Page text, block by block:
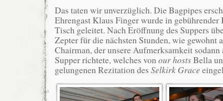
Das taten wir unverzüglich. Die Bagpipes
Ehrengast Klaus Finger wurde in gebührender
Tisch geleitet. Nach Eröffnung des Suppers
Zepter für die nächsten Stunden, wie gewohnt
Chairman, der unsere Aufmerksamkeit
Supper richtete, welches vonour hostsBella
gelungenen Rezitation des Selkirk Grace